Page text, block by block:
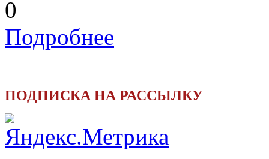
0
Подробнее
ПОДПИСКА НА РАССЫЛКУ